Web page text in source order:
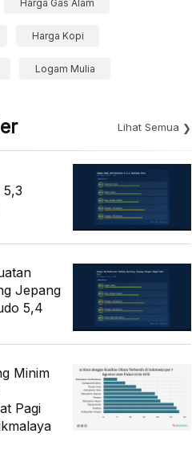
Harga Gas Alam
Harga Kopi
Logam Mulia
Lihat Semua
Jepang
5,4
Minim
Pagi